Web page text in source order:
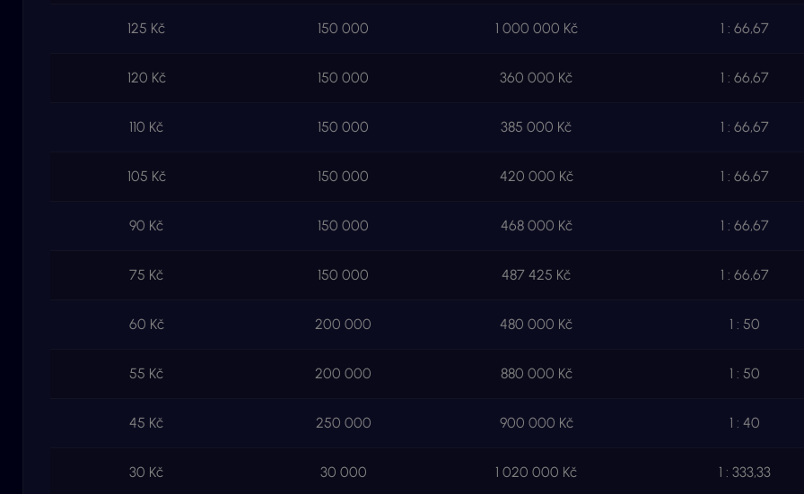
125 Kč 150 000 1 000 000 Kč 1 : 66,67
120 Kč 150 000 360 000 Kč 1 : 66,67
110 Kč 150 000 385 000 Kč 1 : 66,67
105 Kč 150 000 420 000 Kč 1 : 66,67
90 Kč 150 000 468 000 Kč 1 : 66,67
75 Kč 150 000 487 425 Kč 1 : 66,67
60 Kč 200 000 480 000 Kč 1 : 50
55 Kč 200 000 880 000 Kč 1 : 50
45 Kč 250 000 900 000 Kč 1 : 40
30 Kč 30 000 1 020 000 Kč 1 : 333,33